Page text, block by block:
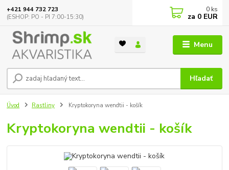
Menu
Hľadať
+421 944 732 723
(ESHOP: PO - PI 7:00-15:30)
0 ks
za 0 EUR
Úvod Rastliny Kryptokoryna wendtii - košík
Kryptokoryna wendtii - košík